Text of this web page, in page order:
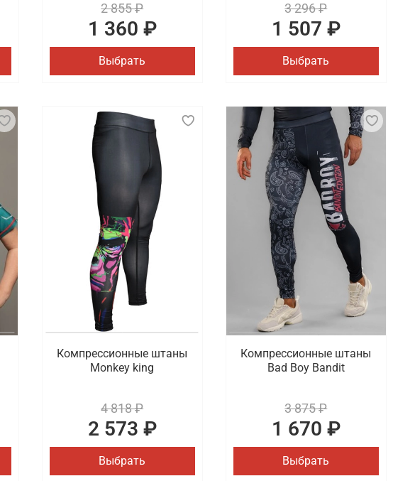
2 855 ₽
1 360 ₽
Выбрать
3 296 ₽
1 507 ₽
Выбрать
Компрессионные штаны
Monkey king
4 818 ₽
2 573 ₽
Выбрать
Компрессионные штаны
Bad Boy Bandit
3 875 ₽
1 670 ₽
Выбрать